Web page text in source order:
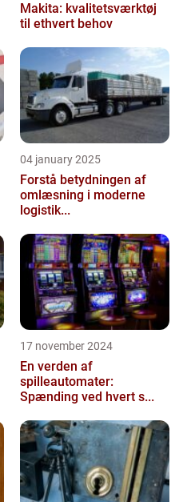
Makita: kvalitetsværktøj
til ethvert behov
04 january 2025
Forstå betydningen af
omlæsning i moderne
logistik...
17 november 2024
En verden af
spilleautomater:
Spænding ved hvert s...